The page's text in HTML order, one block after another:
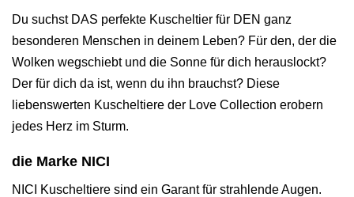
Du suchst DAS perfekte Kuscheltier für DEN ganz
besonderen Menschen in deinem Leben? Für den, der die
Wolken wegschiebt und die Sonne für dich herauslockt?
Der für dich da ist, wenn du ihn brauchst? Diese
liebenswerten Kuscheltiere der Love Collection erobern
jedes Herz im Sturm.
die Marke NICI
NICI Kuscheltiere sind ein Garant für strahlende Augen.